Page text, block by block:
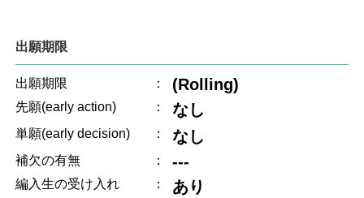
出願期限
出願期限 ： (Rolling)
先願(early action) ： なし
単願(early decision) ： なし
補欠の有無 ： ---
編入生の受け入れ ： あり